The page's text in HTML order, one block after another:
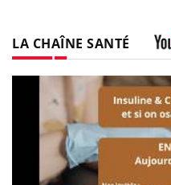
LA CHAÎNE SANTÉ